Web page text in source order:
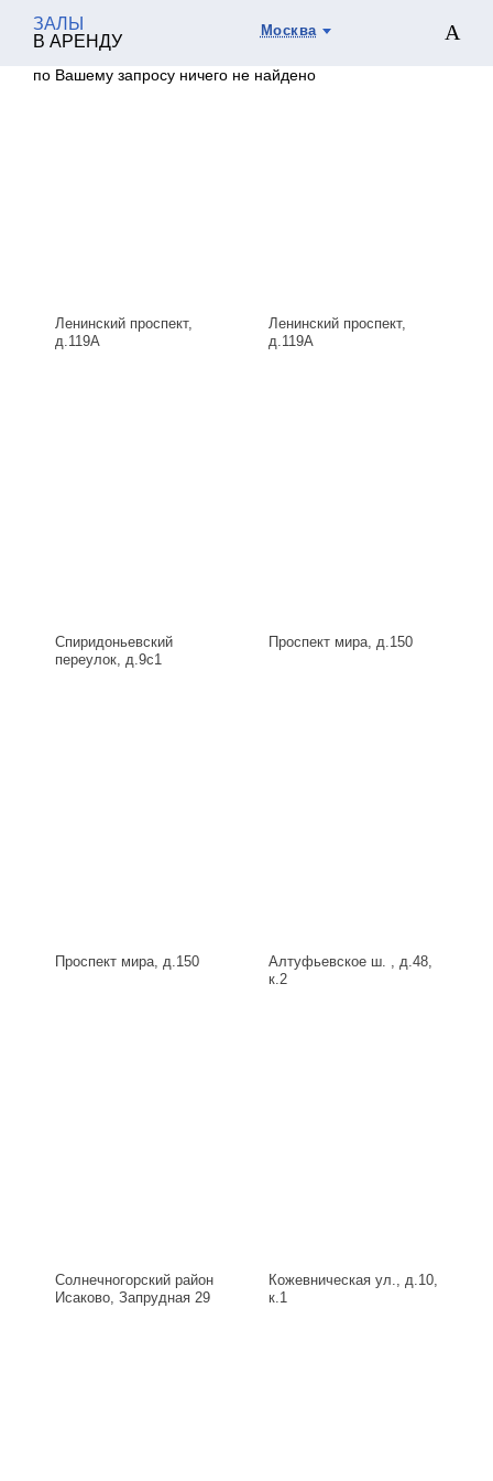
ЗАЛЫ
В АРЕНДУ
Москва
по Вашему запросу ничего не найдено
Ленинский проспект,
д.119А
Ленинский проспект,
д.119А
Спиридоньевский
переулок, д.9с1
Проспект мира, д.150
Проспект мира, д.150
Алтуфьевское ш. , д.48,
к.2
Солнечногорский район
Исаково, Запрудная 29
Кожевническая ул., д.10,
к.1